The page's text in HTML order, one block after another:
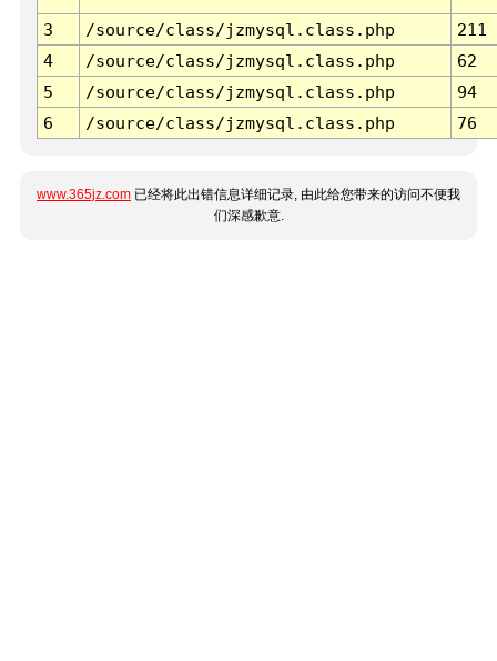
3 /source/class/jzmysql.class.php
211
4
/source/class/jzmysql.class.php
62
5
/source/class/jzmysql.class.php
94
6
/source/class/jzmysql.class.php 76
www.365jz.com 已经将此出错信息详细记录, 由此给您带来的访问不便我
们深感歉意.